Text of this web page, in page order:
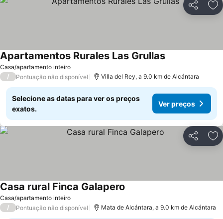
Partilhar
Casa/apartamento inteiro
Apartamentos Rurales Las Grullas
/ Pontuação não disponível Villa del Rey, a 9.0 km de Alcántara
Selecione as datas para ver os preços
exatos.
Ver preços
Partilhar
Casa/apartamento inteiro
Casa rural Finca Galapero
/ Pontuação não disponível Mata de Alcántara, a 9.0 km de Alcántara